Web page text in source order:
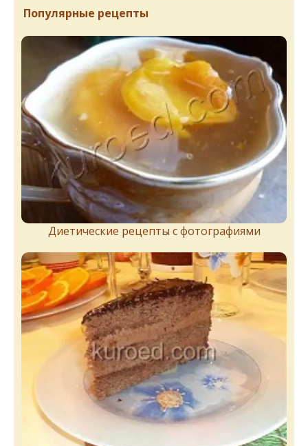
Популярные рецепты
Диетические рецепты с фотографиями